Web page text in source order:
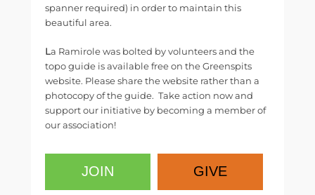
spanner required) in order to maintain this
beautiful area.
La Ramirole was bolted by volunteers and the
topo guide is available free on the Greenspits
website. Please share the website rather than a
photocopy of the guide. Take action now and
support our initiative by becoming a member of
our association!
JOIN GIVE